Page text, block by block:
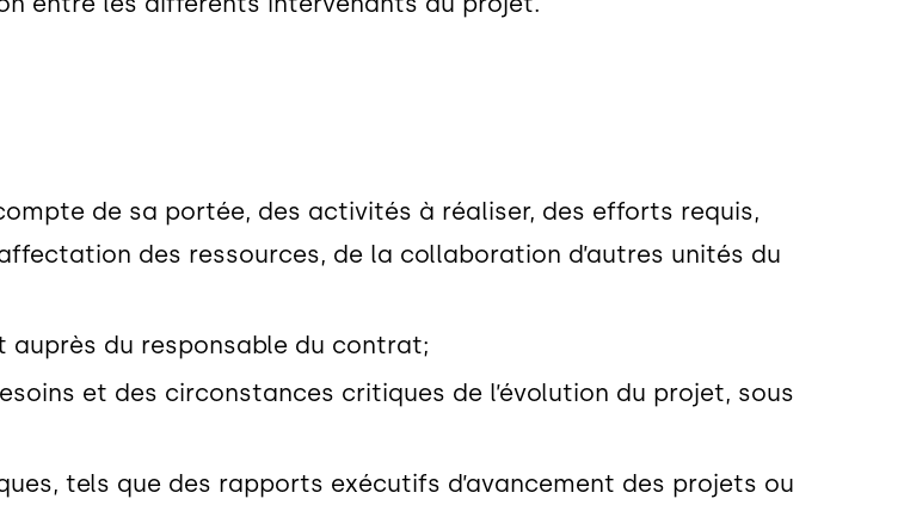
de sa portée, des activités à réaliser, des efforts requis,
des ressources, de la collaboration d’autres unités du
auprès du responsable du contrat;
et des circonstances critiques de l’évolution du projet, sous
tels que des rapports exécutifs d’avancement des projets ou